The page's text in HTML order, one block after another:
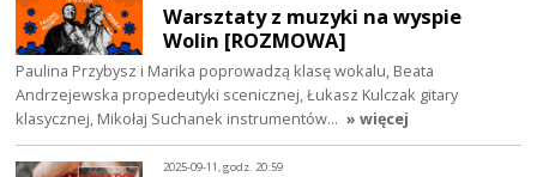
Warsztaty z muzyki na wyspie
Wolin [ROZMOWA]
Paulina Przybysz i Marika poprowadzą klasę wokalu, Beata
Andrzejewska propedeutyki scenicznej, Łukasz Kulczak gitary
klasycznej, Mikołaj Suchanek instrumentów… » więcej
2025-09-11, godz. 20:59